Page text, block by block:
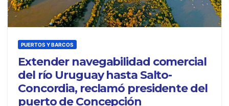
PUERTOS Y BARCOS
Extender navegabilidad comercial
del río Uruguay hasta Salto-
Concordia, reclamó presidente del
puerto de Concepción